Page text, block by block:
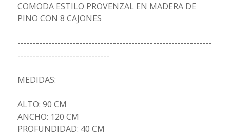
COMODA ESTILO PROVENZAL EN MADERA DE
PINO CON 8 CAJONES
---------------------------------------------------------------
------------------------------
MEDIDAS:
ALTO: 90 CM
ANCHO: 120 CM
PROFUNDIDAD: 40 CM